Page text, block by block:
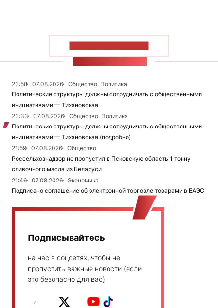
23:58 07.08.2026
Общество, Политика
Политические структуры должны сотрудничать с общественными
инициативами — Тихановская
23:33
07.08.2026
Общество, Политика
Политические структуры должны сотрудничать с общественными
инициативами — Тихановская (подробно)
21:59
07.08.2026
Общество
Россельхознадзор не пропустил в Псковскую область 1 тонну
сливочного масла из Беларуси
21:46
07.08.2026
Экономика
Подписано соглашение об электронной торговле товарами в ЕАЭС
Подписывайтесь
на нас в соцсетях, чтобы не
пропустить важные новости (если
это безопасно для вас)